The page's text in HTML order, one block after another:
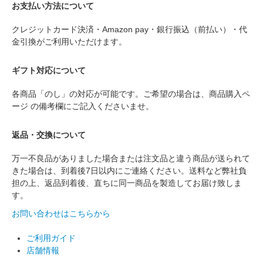
お支払い方法について
クレジットカード決済・Amazon pay・銀行振込（前払い）・代
金引換がご利用いただけます。
ギフト対応について
各商品「のし」の対応が可能です。ご希望の場合は、商品購入ペ
ージ の備考欄にご記入くださいませ。
返品・交換について
万一不良品がありました場合または注文品と違う商品が送られて
きた場合は、到着後7日以内にご連絡ください。送料など弊社負
担の上、返品到着後、直ちに同一商品を製造してお届け致しま
す。
お問い合わせはこちらから
ご利用ガイド
店舗情報